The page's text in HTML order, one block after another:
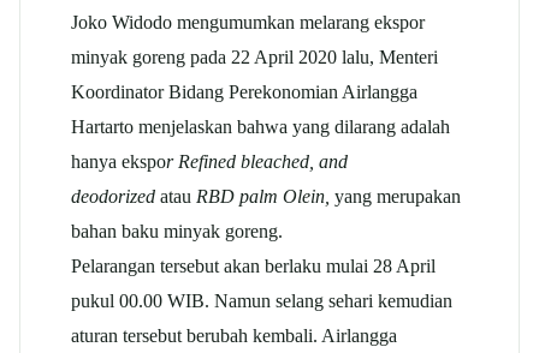
Joko Widodo mengumumkan melarang ekspor
minyak goreng pada 22 April 2020 lalu, Menteri
Koordinator Bidang Perekonomian Airlangga
Hartarto menjelaskan bahwa yang dilarang adalah
hanya ekspor Refined bleached, and
deodorized atau RBD palm Olein, yang merupakan
bahan baku minyak goreng.
Pelarangan tersebut akan berlaku mulai 28 April
pukul 00.00 WIB. Namun selang sehari kemudian
aturan tersebut berubah kembali. Airlangga